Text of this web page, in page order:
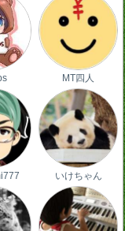
MT四人
いけちゃん